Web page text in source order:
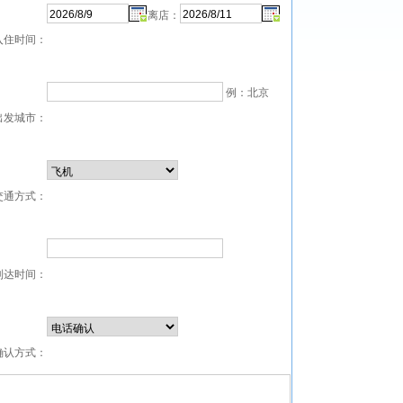
住时间：
离店：
发城市：
例：北京
通方式：
达时间：
认方式：